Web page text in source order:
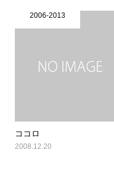
2006-2013
ココロ
2008.12.20